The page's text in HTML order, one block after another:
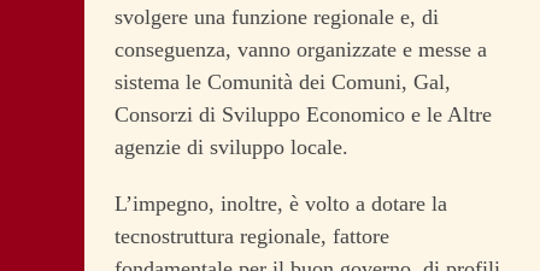
svolgere una funzione regionale e, di
conseguenza, vanno organizzate e messe a
sistema le Comunità dei Comuni, Gal,
Consorzi di Sviluppo Economico e le Altre
agenzie di sviluppo locale.
L’impegno, inoltre, è volto a dotare la
tecnostruttura regionale, fattore